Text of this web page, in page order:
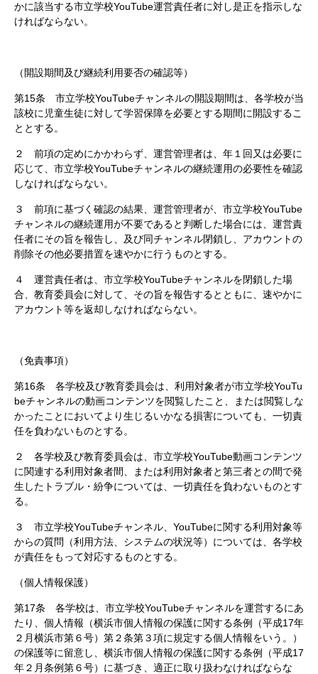
かに該当する市立学校YouTube運営責任者に対し是正を指示しな
ければならない。
（開設期間及び継続利用要否の確認等）
第15条 市立学校YouTubeチャンネルの開設期間は、各学校が当
該校に児童生徒に対して学習保障を必要とする期間に開設するこ
ととする。
２ 前項の定めにかかわらず、運営管理者は、年１回又は必要に
応じて、市立学校YouTubeチャンネルの継続運用の必要性を確認
しなければならない。
３ 前項に基づく確認の結果、運営管理者が、市立学校YouTube
チャンネルの継続運用が不要であると判断した場合には、運営責
任者にその旨を報告し、及び同チャンネル閉鎖し、アカウントの
削除その他必要措置を速やかに行うものとする。
４ 運営責任者は、市立学校YouTubeチャンネルを閉鎖した場
合、教育委員会に対して、その旨を報告するとともに、速やかに
アカウント等を返却しなければならない。
（免責事項）
第16条 各学校及び教育委員会は、利用対象者が市立学校YouTu
beチャンネルの動画コンテンツを閲覧したこと、または閲覧しな
かったことにおいてより生じるいかなる損害についても、一切責
任を負わないものとする。
２ 各学校及び教育委員会は、市立学校YouTube動画コンテンツ
に関連する利用対象者間、または利用対象者と第三者との間で発
生したトラブル・紛争については、一切責任を負わないものとす
る。
３ 市立学校YouTubeチャンネル、YouTubeに関する利用対象等
からの質問（利用方法、システムの状況等）については、各学校
が責任をもって対応するものとする。
（個人情報保護）
第17条 各学校は、市立学校YouTubeチャンネルを運営するにあ
たり、個人情報（横浜市個人情報の保護に関する条例（平成17年
２月横浜市第６号）第２条第３項に規定する個人情報をいう。）
の保護等に留意し、横浜市個人情報の保護に関する条例（平成17
年２月条例第６号）に基づき、適正に取り扱わなければならな